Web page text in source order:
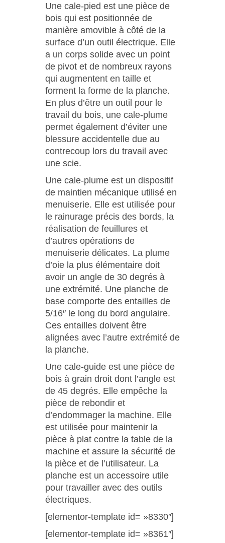
Une cale-pied est une pièce de
bois qui est positionnée de
manière amovible à côté de la
surface d’un outil électrique. Elle
a un corps solide avec un point
de pivot et de nombreux rayons
qui augmentent en taille et
forment la forme de la planche.
En plus d’être un outil pour le
travail du bois, une cale-plume
permet également d’éviter une
blessure accidentelle due au
contrecoup lors du travail avec
une scie.
Une cale-plume est un dispositif
de maintien mécanique utilisé en
menuiserie. Elle est utilisée pour
le rainurage précis des bords, la
réalisation de feuillures et
d’autres opérations de
menuiserie délicates. La plume
d’oie la plus élémentaire doit
avoir un angle de 30 degrés à
une extrémité. Une planche de
base comporte des entailles de
5/16″ le long du bord angulaire.
Ces entailles doivent être
alignées avec l’autre extrémité de
la planche.
Une cale-guide est une pièce de
bois à grain droit dont l’angle est
de 45 degrés. Elle empêche la
pièce de rebondir et
d’endommager la machine. Elle
est utilisée pour maintenir la
pièce à plat contre la table de la
machine et assure la sécurité de
la pièce et de l’utilisateur. La
planche est un accessoire utile
pour travailler avec des outils
électriques.
[elementor-template id= »8330″]
[elementor-template id= »8361″]